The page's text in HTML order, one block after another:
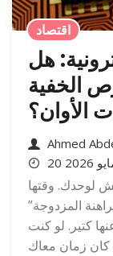
اقتصاد
هل
الخفية
الأوان؟
Ahmed
2026
في 2009، فإنت مش لوحدك. وقتها
المزدوجة”
كتير. لو كنت